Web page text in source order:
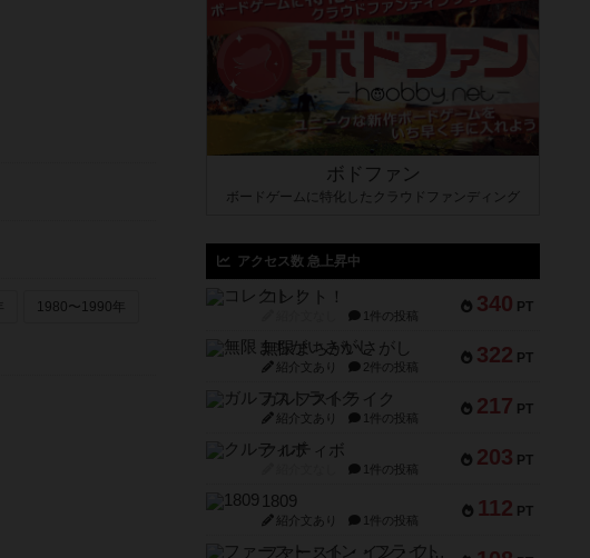
1980〜1990年
ボドファン
ボードゲームに特化したクラウドファンディング
アクセス数 急上昇中
340 PT
コレクト！
1件の投稿
322 PT
無限まちがいさがし
紹介文あり 2件の投稿
217 PT
ガルフストライク
紹介文あり 1件の投稿
203 PT
クルティボ
1件の投稿
112 PT
1809
紹介文あり 1件の投稿
ファースト・イン・フライト